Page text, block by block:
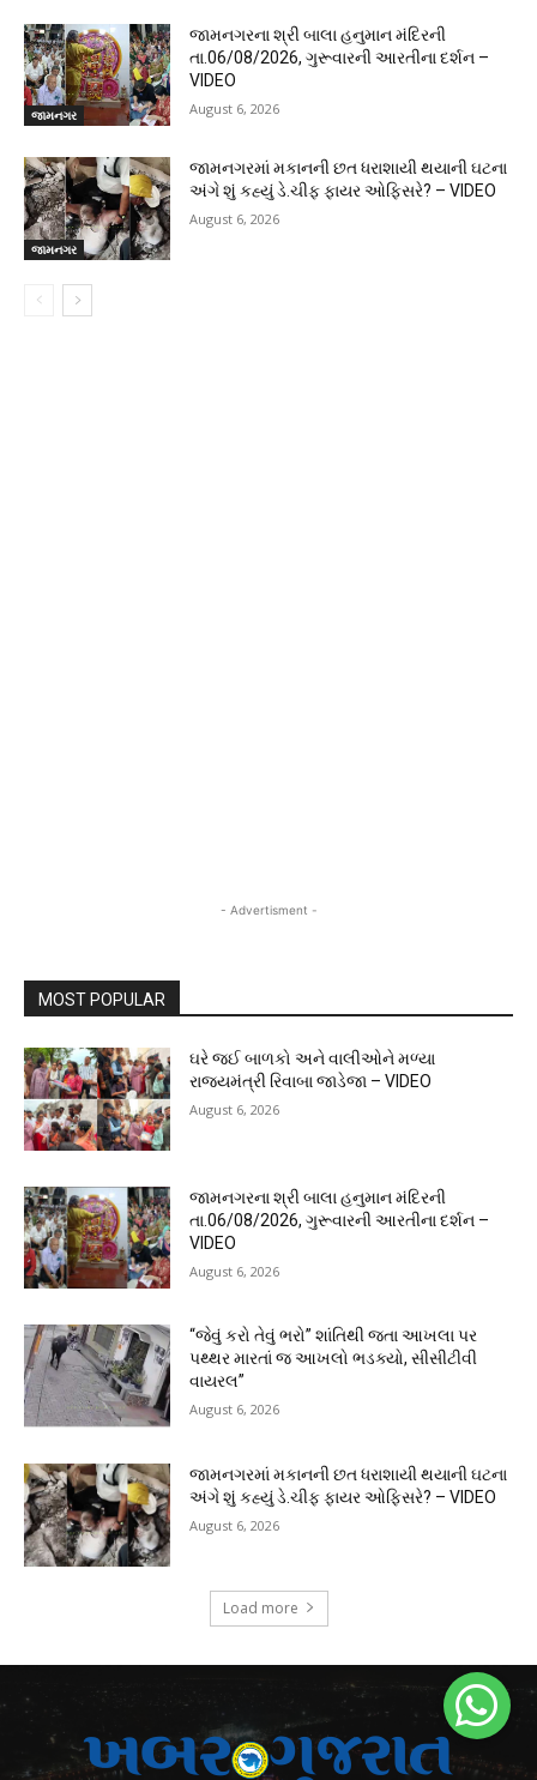
જામનગર
જામનગરના શ્રી બાલા હનુમાન મંદિરની
તા.06/08/2026, ગુરૂવારની આરતીના દર્શન –
VIDEO
August 6, 2026
જામનગર
જામનગરમાં મકાનની છત ધરાશાયી થયાની ઘટના
અંગે શું કહ્યું ડે.ચીફ ફાયર ઓફિસરે? – VIDEO
August 6, 2026
- Advertisment -
MOST POPULAR
ઘરે જઈ બાળકો અને વાલીઓને મળ્યા
રાજ્યમંત્રી રિવાબા જાડેજા – VIDEO
August 6, 2026
જામનગરના શ્રી બાલા હનુમાન મંદિરની
તા.06/08/2026, ગુરૂવારની આરતીના દર્શન –
VIDEO
August 6, 2026
“જેવું કરો તેવું ભરો” શાંતિથી જતા આખલા પર
પથ્થર મારતાં જ આખલો ભડક્યો, સીસીટીવી
વાયરલ”
August 6, 2026
જામનગરમાં મકાનની છત ધરાશાયી થયાની ઘટના
અંગે શું કહ્યું ડે.ચીફ ફાયર ઓફિસરે? – VIDEO
August 6, 2026
Load more